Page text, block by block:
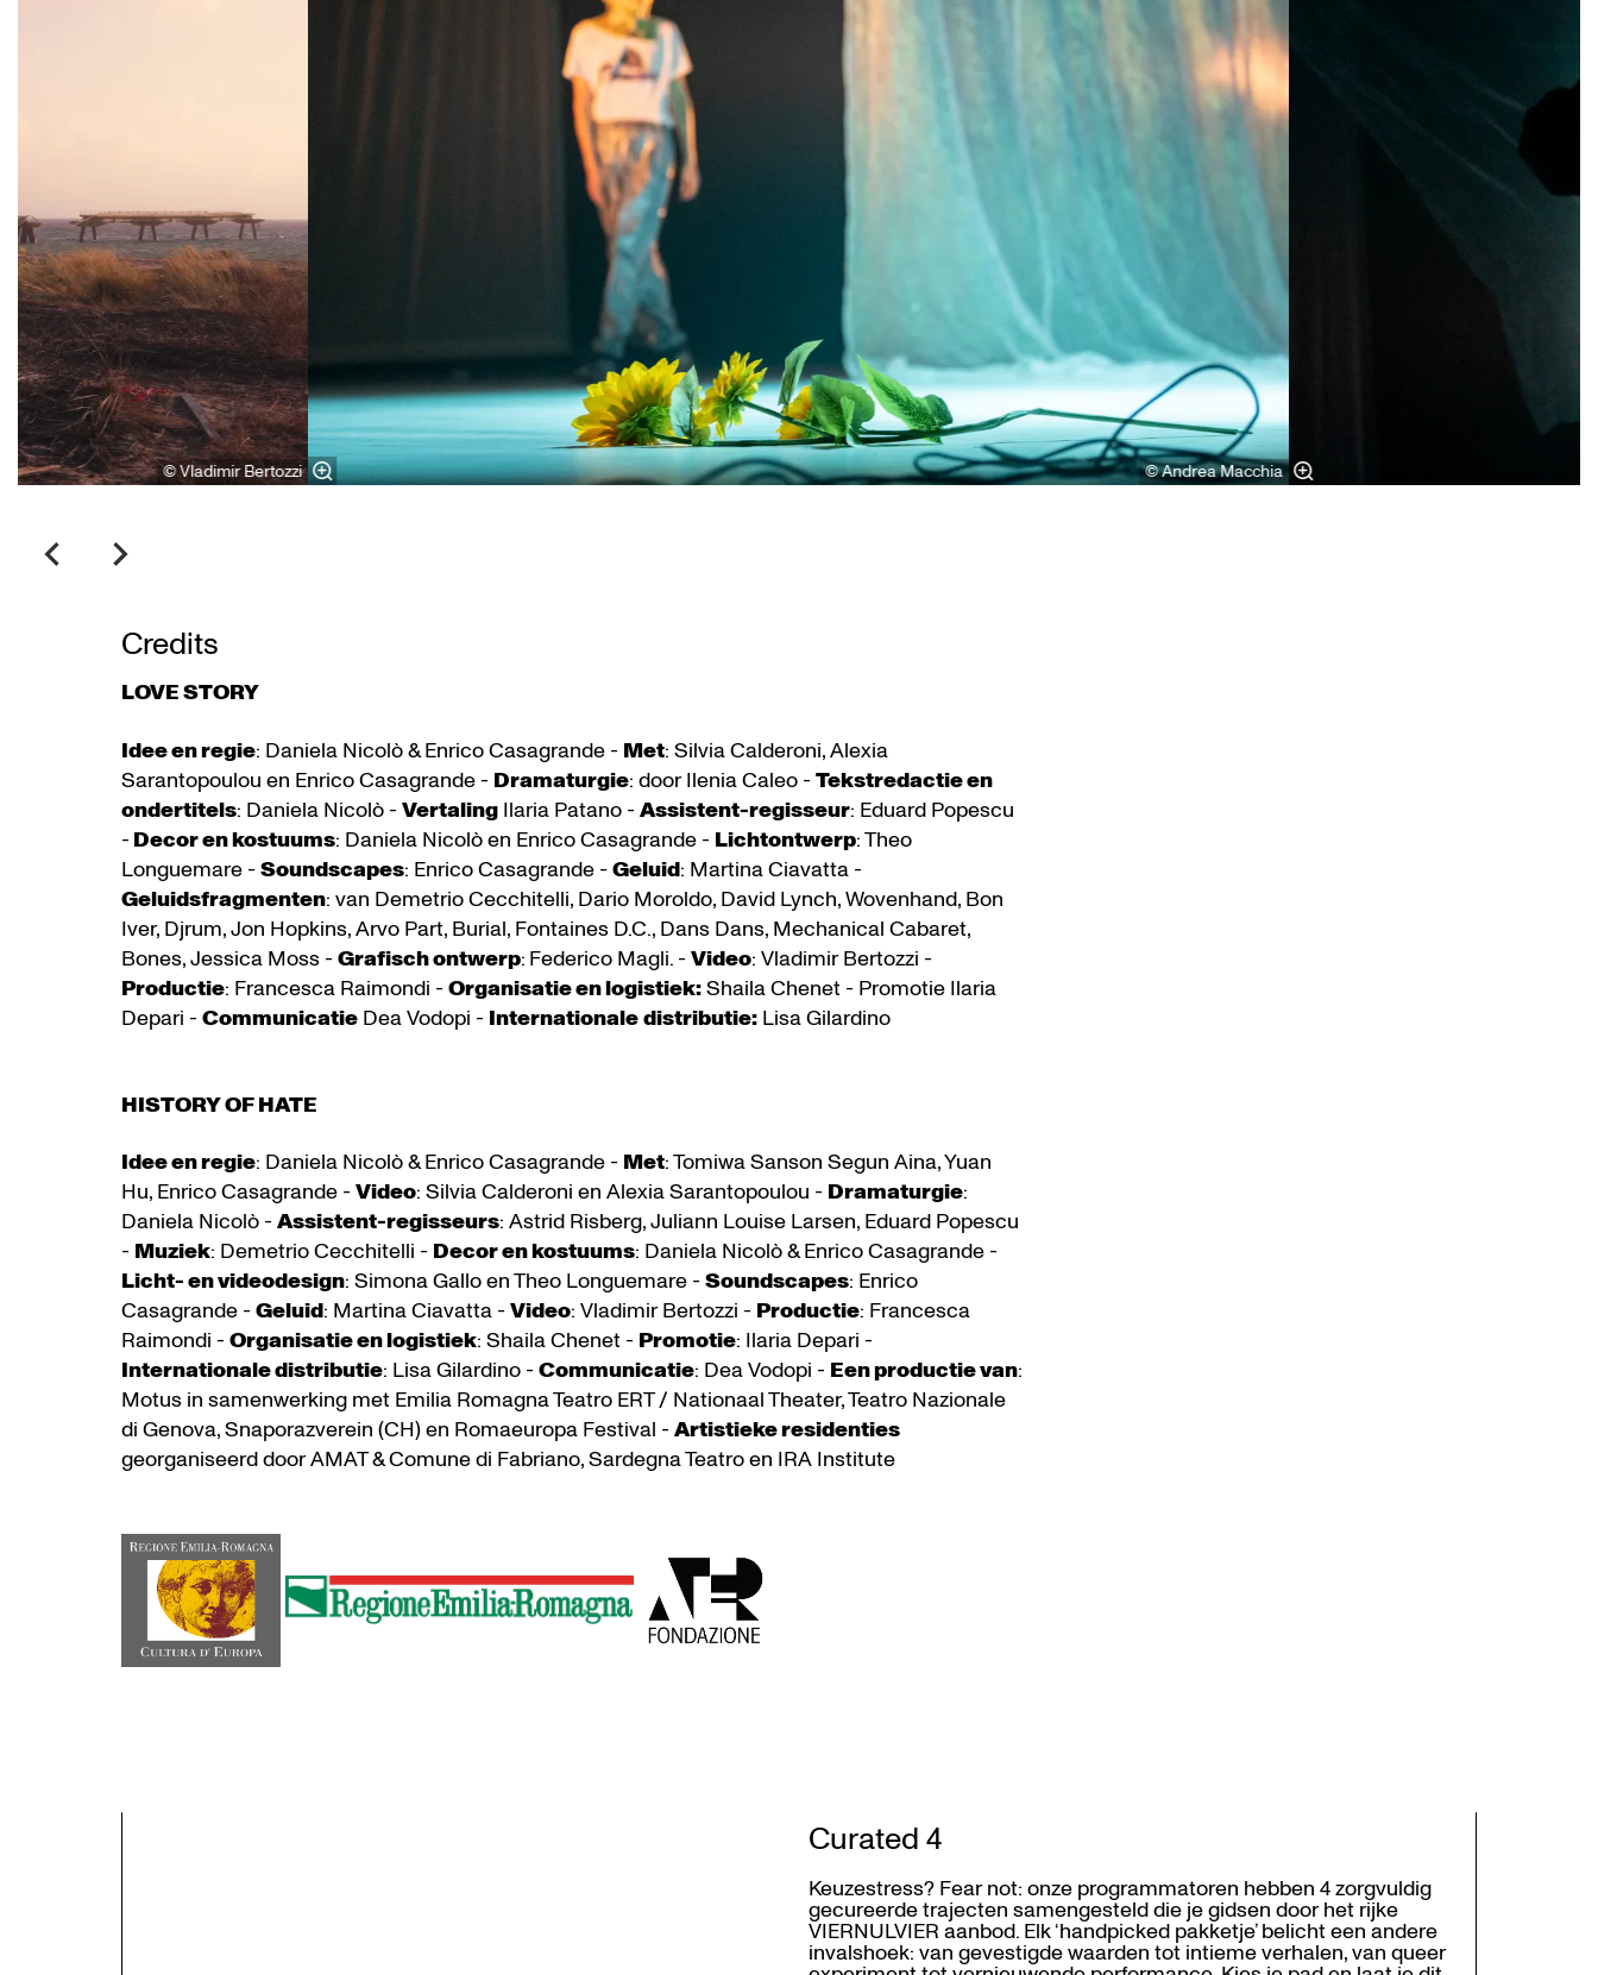
© Vladimir Bertozzi © Andrea Macchia
Credits
LOVE STORY
Idee en regie: Daniela Nicolò & Enrico Casagrande - Met: Silvia Calderoni, Alexia
Sarantopoulou en Enrico Casagrande - Dramaturgie: door Ilenia Caleo - Tekstredactie en
ondertitels: Daniela Nicolò - Vertaling Ilaria Patano - Assistent-regisseur: Eduard Popescu
- Decor en kostuums: Daniela Nicolò en Enrico Casagrande - Lichtontwerp: Theo
Longuemare - Soundscapes: Enrico Casagrande - Geluid: Martina Ciavatta -
Geluidsfragmenten: van Demetrio Cecchitelli, Dario Moroldo, David Lynch, Wovenhand, Bon
Iver, Djrum, Jon Hopkins, Arvo Part, Burial, Fontaines D.C., Dans Dans, Mechanical Cabaret,
Bones, Jessica Moss - Grafisch ontwerp: Federico Magli. - Video: Vladimir Bertozzi -
Productie: Francesca Raimondi - Organisatie en logistiek:Shaila Chenet - Promotie Ilaria
Depari - Communicatie Dea Vodopi - Internationaledistributie: Lisa Gilardino
HISTORY OF HATE
Idee en regie: Daniela Nicolò & Enrico Casagrande - Met: Tomiwa Sanson Segun Aina, Yuan
Hu, Enrico Casagrande - Video: Silvia Calderoni en Alexia Sarantopoulou - Dramaturgie:
Daniela Nicolò - Assistent-regisseurs: Astrid Risberg, Juliann Louise Larsen, Eduard Popescu
- Muziek: Demetrio Cecchitelli - Decor en kostuums: Daniela Nicolò & Enrico Casagrande -
Licht- en videodesign: Simona Gallo en Theo Longuemare - Soundscapes: Enrico
Casagrande - Geluid: Martina Ciavatta - Video: Vladimir Bertozzi - Productie: Francesca
Raimondi - Organisatie en logistiek: Shaila Chenet - Promotie: Ilaria Depari -
Internationale distributie: Lisa Gilardino - Communicatie: Dea Vodopi - Een productie van:
Motus in samenwerking met Emilia Romagna Teatro ERT / Nationaal Theater, Teatro Nazionale
di Genova, Snaporazverein (CH) en Romaeuropa Festival - Artistieke residenties
georganiseerd door AMAT & Comune di Fabriano, Sardegna Teatro en IRA Institute
Curated 4
Keuzestress? Fear not: onze programmatoren hebben 4 zorgvuldig
gecureerde trajecten samengesteld die je gidsen door het rijke
VIERNULVIER aanbod. Elk ‘handpicked pakketje’ belicht een andere
invalshoek: van gevestigde waarden tot intieme verhalen, van queer